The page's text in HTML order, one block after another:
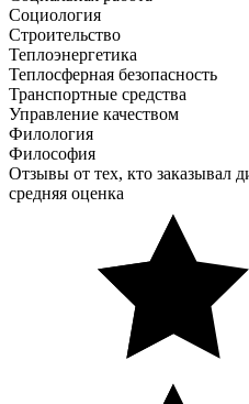
Социология
Строительство
Теплоэнергетика
Теплосферная безопасность
Транспортные средства
Управление качеством
Филология
Философия
Отзывы от тех, кто заказывал
средняя оценка